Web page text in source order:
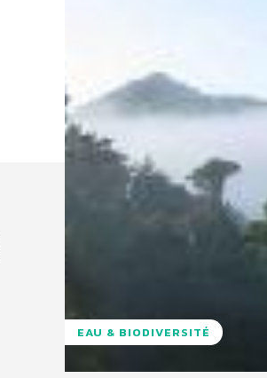
EAU & BIODIVERSITÉ